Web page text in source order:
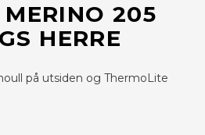
205
HERRE
på utsiden og ThermoLite